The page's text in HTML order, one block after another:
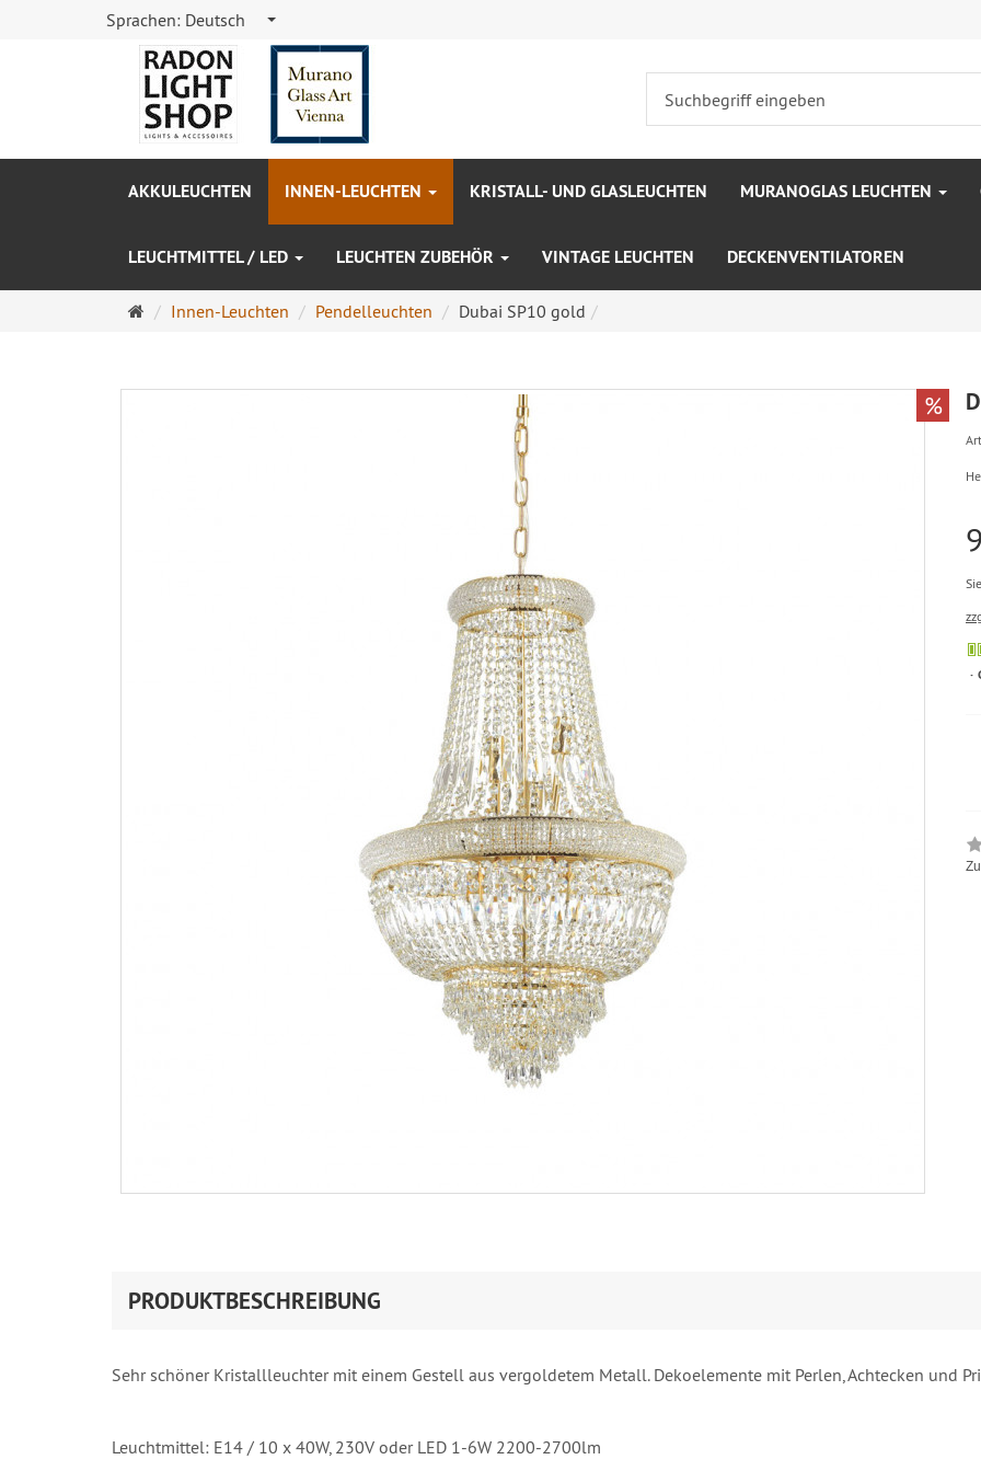
Sprachen: Deutsch
AKKULEUCHTEN INNEN-LEUCHTEN KRISTALL- UND GLASLEUCHTEN MURANOGLAS LEUCHTEN
LEUCHTMITTEL / LED LEUCHTEN ZUBEHÖR VINTAGE LEUCHTEN DECKENVENTILATOREN
Startseite
Innen-Leuchten Pendelleuchten Dubai SP10 gold
%
PRODUKTBESCHREIBUNG
Sehr schöner Kristallleuchter mit einem Gestell aus vergoldetem Metall. Dekoelemente mit Perlen, Achtecken und
Leuchtmittel: E14 / 10 x 40W, 230V oder LED 1-6W 2200-2700lm